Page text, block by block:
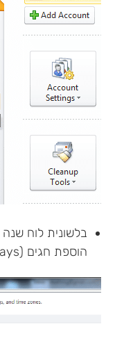
הוספת חגים (Add Holidays)